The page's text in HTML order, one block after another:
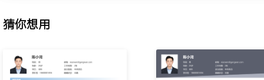
XXX毫秒，CPU占用率下降XXX%。
协作，完成算法库的交叉编译和接口封装；编写模块调用示例和集
和实时数据流堵塞问题，确保算法在真实硬件上稳定运行，集成一次
猜你想用